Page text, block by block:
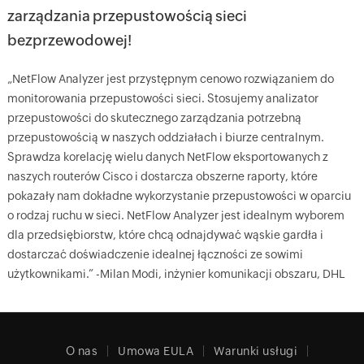
zarządzania przepustowością sieci
bezprzewodowej!
„NetFlow Analyzer jest przystępnym cenowo rozwiązaniem do
monitorowania przepustowości sieci. Stosujemy analizator
przepustowości do skutecznego zarządzania potrzebną
przepustowością w naszych oddziałach i biurze centralnym.
Sprawdza korelację wielu danych NetFlow eksportowanych z
naszych routerów Cisco i dostarcza obszerne raporty, które
pokazały nam dokładne wykorzystanie przepustowości w oparciu
o rodzaj ruchu w sieci. NetFlow Analyzer jest idealnym wyborem
dla przedsiębiorstw, które chcą odnajdywać wąskie gardła i
dostarczać doświadczenie idealnej łączności ze sowimi
użytkownikami.” -Milan Modi, inżynier komunikacji obszaru, DHL
O nas Umowa EULA Warunki usługi